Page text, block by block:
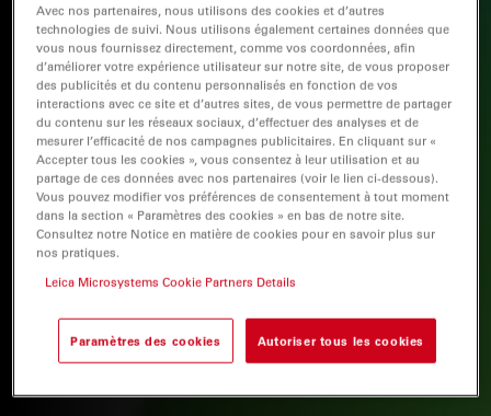
Avec nos partenaires, nous utilisons des cookies et d’autres
technologies de suivi. Nous utilisons également certaines données que
vous nous fournissez directement, comme vos coordonnées, afin
d’améliorer votre expérience utilisateur sur notre site, de vous proposer
des publicités et du contenu personnalisés en fonction de vos
interactions avec ce site et d’autres sites, de vous permettre de partager
du contenu sur les réseaux sociaux, d’effectuer des analyses et de
mesurer l’efficacité de nos campagnes publicitaires. En cliquant sur «
Accepter tous les cookies », vous consentez à leur utilisation et au
partage de ces données avec nos partenaires (voir le lien ci-dessous).
Vous pouvez modifier vos préférences de consentement à tout moment
dans la section « Paramètres des cookies » en bas de notre site.
Consultez notre Notice en matière de cookies pour en savoir plus sur
nos pratiques.
Leica Microsystems Cookie Partners Details
Paramètres des cookies Autoriser tous les cookies